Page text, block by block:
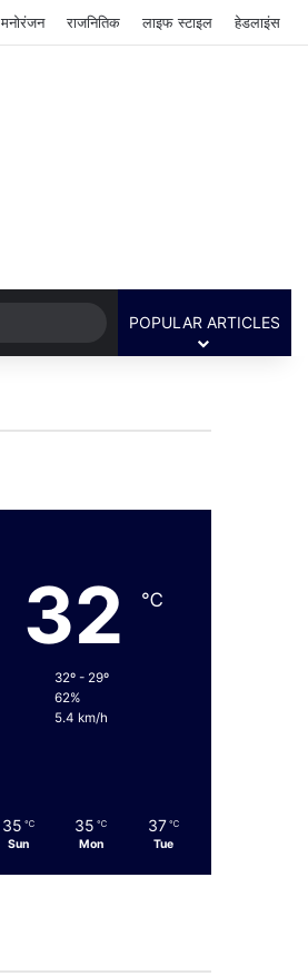
मनोरंजन राजनितिक लाइफ स्टाइल हेडलाइंस
Search
for
POPULAR ARTICLES
32 ℃
32º - 29º
62%
5.4 km/h
35 ℃
Sun
35 ℃
Mon
37 ℃
Tue